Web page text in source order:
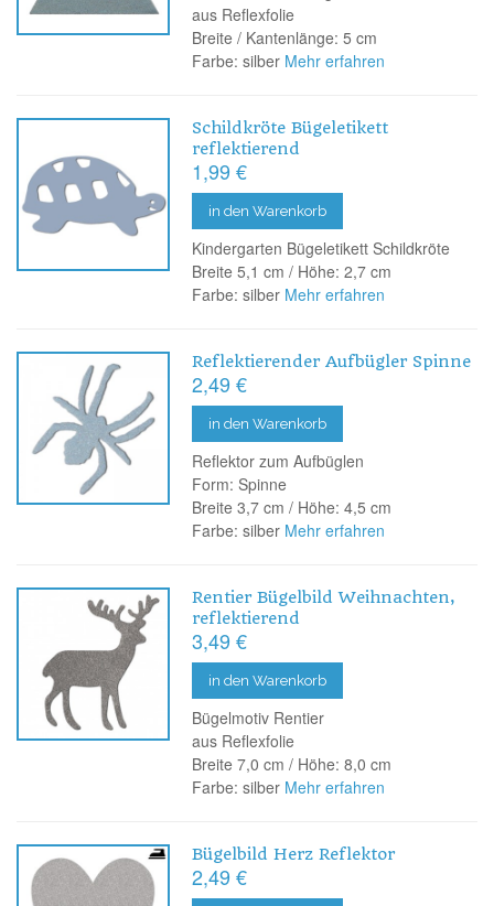
aus Reflexfolie
Breite / Kantenlänge: 5 cm
Farbe: silber Mehr erfahren
Schildkröte Bügeletikett
reflektierend
1,99 €
in den Warenkorb
Kindergarten Bügeletikett Schildkröte
Breite 5,1 cm / Höhe: 2,7 cm
Farbe: silber Mehr erfahren
Reflektierender Aufbügler Spinne
2,49 €
in den Warenkorb
Reflektor zum Aufbüglen
Form: Spinne
Breite 3,7 cm / Höhe: 4,5 cm
Farbe: silber Mehr erfahren
Rentier Bügelbild Weihnachten,
reflektierend
3,49 €
in den Warenkorb
Bügelmotiv Rentier
aus Reflexfolie
Breite 7,0 cm / Höhe: 8,0 cm
Farbe: silber Mehr erfahren
Bügelbild Herz Reflektor
2,49 €